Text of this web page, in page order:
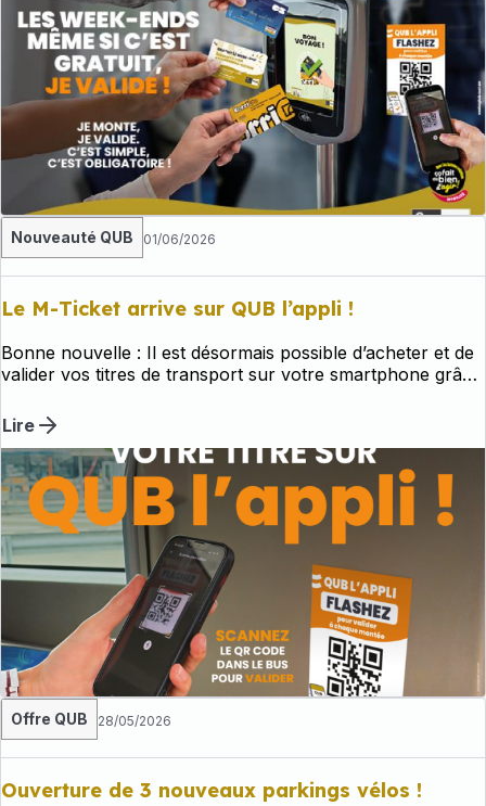
Nouveauté QUB 01/06/2026
Le M-Ticket arrive sur QUB l’appli !
Bonne nouvelle : Il est désormais possible d’acheter et de
valider vos titres de transport sur votre smartphone grâce
Lire
Offre QUB 28/05/2026
Ouverture de 3 nouveaux parkings vélos !